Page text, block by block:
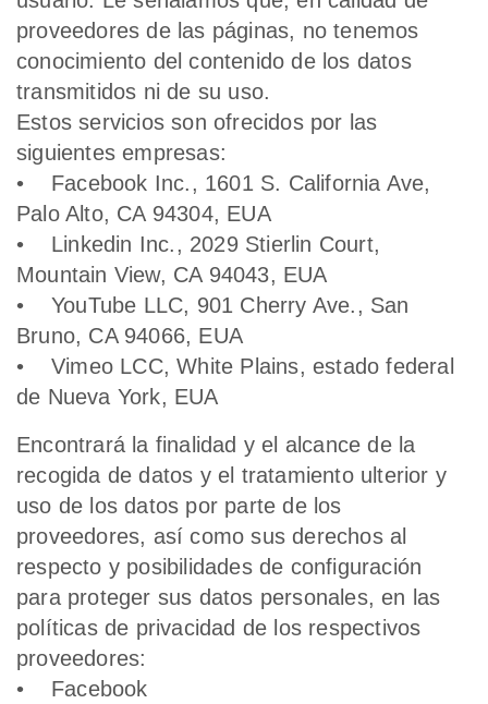
proveedores de las páginas, no tenemos
conocimiento del contenido de los datos
transmitidos ni de su uso.
Estos servicios son ofrecidos por las
siguientes empresas:
• Facebook Inc., 1601 S. California Ave,
Palo Alto, CA 94304, EUA
• Linkedin Inc., 2029 Stierlin Court,
Mountain View, CA 94043, EUA
• YouTube LLC, 901 Cherry Ave., San
Bruno, CA 94066, EUA
• Vimeo LCC, White Plains, estado federal
de Nueva York, EUA
Encontrará la finalidad y el alcance de la
recogida de datos y el tratamiento ulterior y
uso de los datos por parte de los
proveedores, así como sus derechos al
respecto y posibilidades de configuración
para proteger sus datos personales, en las
políticas de privacidad de los respectivos
proveedores:
• Facebook